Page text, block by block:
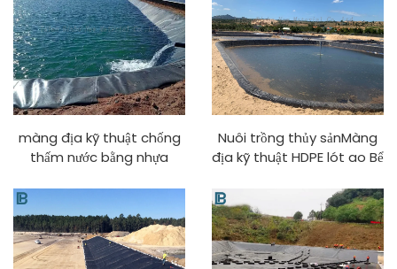
màng địa kỹ thuật chống
thấm nước bằng nhựa
chứa, đập, hồ bơi, ao cá,
lót trang trại, màng địa kỹ
thuật HDPE
Nuôi trồng thủy sảnMàng
địa kỹ thuật HDPE lót ao Bể
trang trạiMàng địa kỹ
thuật